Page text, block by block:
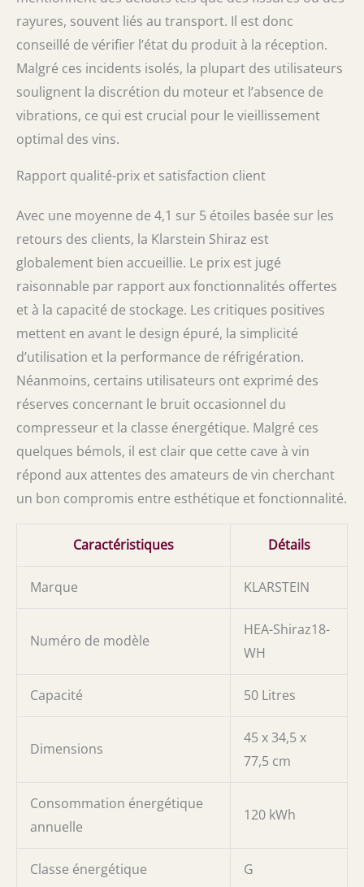
rayures, souvent liés au transport. Il est donc
conseillé de vérifier l’état du produit à la réception.
Malgré ces incidents isolés, la plupart des utilisateurs
soulignent la discrétion du moteur et l’absence de
vibrations, ce qui est crucial pour le vieillissement
optimal des vins.
Rapport qualité-prix et satisfaction client
Avec une moyenne de 4,1 sur 5 étoiles basée sur les
retours des clients, la Klarstein Shiraz est
globalement bien accueillie. Le prix est jugé
raisonnable par rapport aux fonctionnalités offertes
et à la capacité de stockage. Les critiques positives
mettent en avant le design épuré, la simplicité
d’utilisation et la performance de réfrigération.
Néanmoins, certains utilisateurs ont exprimé des
réserves concernant le bruit occasionnel du
compresseur et la classe énergétique. Malgré ces
quelques bémols, il est clair que cette cave à vin
répond aux attentes des amateurs de vin cherchant
un bon compromis entre esthétique et fonctionnalité.
Caractéristiques Détails
Marque KLARSTEIN
Numéro de modèle
HEA-Shiraz18-
WH
Capacité 50 Litres
Dimensions
45 x 34,5 x
77,5 cm
Consommation énergétique
annuelle
120 kWh
Classe énergétique G